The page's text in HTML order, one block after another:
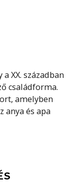
XX. században
családforma.
amelyben
anya és apa